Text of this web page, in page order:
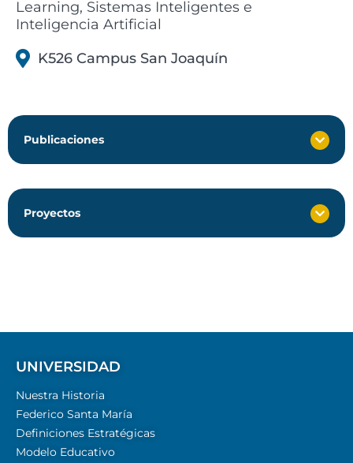
Learning, Sistemas Inteligentes e
Inteligencia Artificial
K526 Campus San Joaquín
Publicaciones
Proyectos
UNIVERSIDAD
Nuestra Historia
Federico Santa María
Definiciones Estratégicas
Modelo Educativo